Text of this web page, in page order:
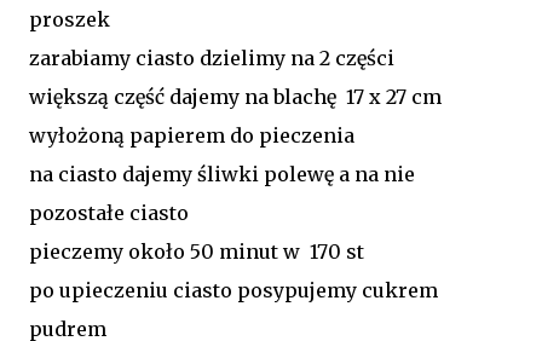
proszek
zarabiamy ciasto dzielimy na 2 części
większą część dajemy na blachę 17 x 27 cm
wyłożoną papierem do pieczenia
na ciasto dajemy śliwki polewę a na nie
pozostałe ciasto
pieczemy około 50 minut w 170 st
po upieczeniu ciasto posypujemy cukrem
pudrem